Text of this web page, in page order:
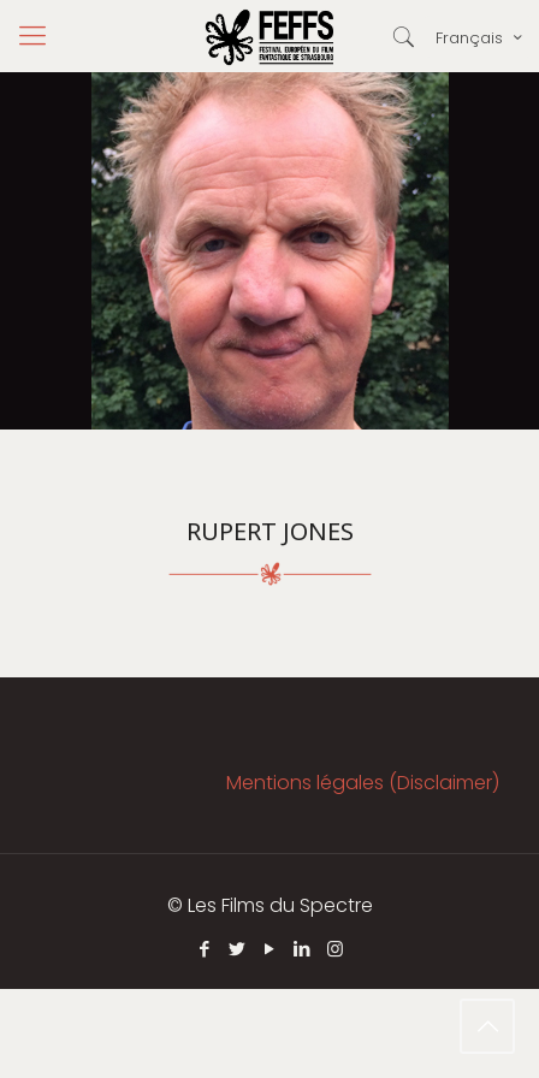
Français
RUPERT JONES
Mentions légales (Disclaimer)
© Les Films du Spectre